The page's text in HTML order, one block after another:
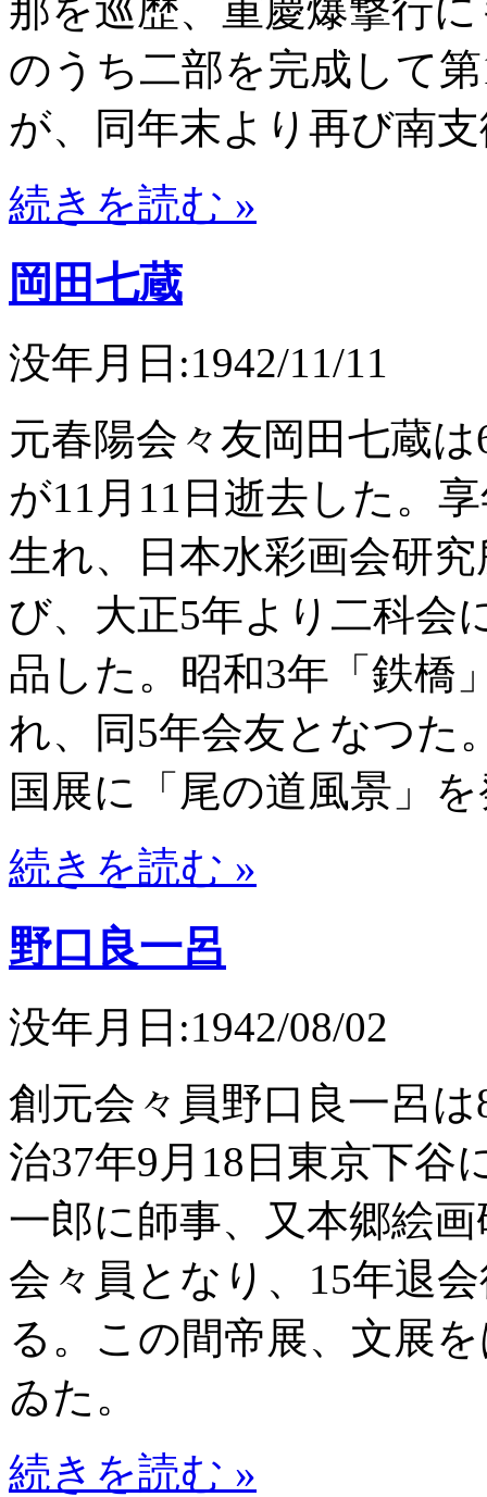
那を巡歴、重慶爆撃行
のうち二部を完成して
が、同年末より再び南
続きを読む »
岡田七蔵
没年月日:1942/11/11
元春陽会々友岡田七蔵
が11月11日逝去した。
生れ、日本水彩画会研
び、大正5年より二科会
品した。昭和3年「鉄橋
れ、同5年会友となつた
国展に「尾の道風景」
続きを読む »
野口良一呂
没年月日:1942/08/02
創元会々員野口良一呂
治37年9月18日東京下谷
一郎に師事、又本郷絵
会々員となり、15年退
る。この間帝展、文展
ゐた。
続きを読む »